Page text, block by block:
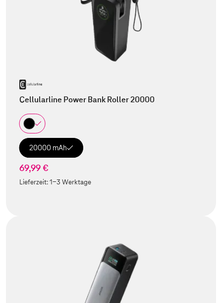
Cellularline Power Bank Roller 20000
20000 mAh
69,99 €
Lieferzeit:1-3 Werktage